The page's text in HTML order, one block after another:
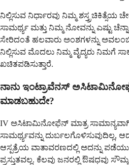
ನಿಲ್ಲಿಸುವ ನಿರ್ಧಾರವು ನಿಮ್ಮ ಶಸ್ತ್ರಚಿಕಿತ್ಸೆಯ
ಸಾಮರ್ಥ್ಯ ಮತ್ತು ನಿಮ್ಮ ನೋವನ್ನು ಎಷ್ಟು
ಸೇರಿದಂತೆ ಹಲವಾರು ಅಂಶಗಳನ್ನು
ನಿಲ್ಲಿಸುವ ಮೊದಲು ನಿಮ್ಮ ವೈದ್ಯರು ನಿಮಗೆ
ಖಚಿತಪಡಿಸುತ್ತಾರೆ.
ನಾನು ಇಂಟ್ರಾವೆನಸ್
ಮಾಡಬಹುದೇ?
IV ಅಸಿಟಾಮಿನೋಫೆನ್ ಮಾತ್ರ
ಸಾಮರ್ಥ್ಯವನ್ನು ದುರ್ಬಲಗೊಳಿಸುವುದಿಲ್ಲ,
ಆಸ್ಪತ್ರೆಯ ವಾತಾವರಣದಲ್ಲಿ ಅದನ್ನು
ಪ್ರಸ್ತುತವಲ್ಲ. ಕೆಲವು ಜನರಲ್ಲಿ ಔಷಧವು